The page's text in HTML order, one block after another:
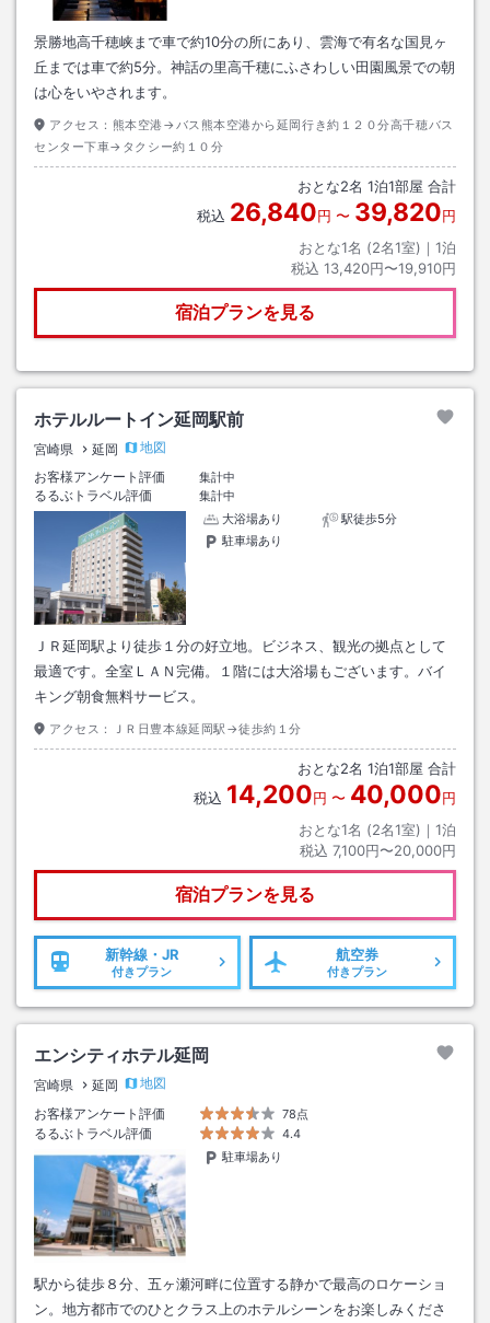
景勝地高千穂峡まで車で約10分の所にあり、雲海で有名な国見ヶ
丘までは車で約5分。神話の里高千穂にふさわしい田園風景での朝
は心をいやされます。
アクセス： 熊本空港→バス熊本空港から延岡行き約１２０分高千穂バス
センター下車→タクシー約１０分
おとな2名 1泊1部屋 合計
税込 26,840円 〜 39,820円
おとな1名 (2名1室)｜ 1泊
税込 13,420円〜19,910円
宿泊プランを見る
ホテルルートイン延岡駅前
宮崎県 延岡
地図
お客様アンケート評価
集計中
るるぶトラベル評価
集計中
大浴場あり
駅徒歩5分
駐車場あり
ＪＲ延岡駅より徒歩１分の好立地。ビジネス、観光の拠点として
最適です。全室ＬＡＮ完備。１階には大浴場もございます。バイ
キング朝食無料サービス。
アクセス： ＪＲ日豊本線延岡駅→徒歩約１分
おとな2名 1泊1部屋 合計
税込 14,200円 〜 40,000円
おとな1名 (2名1室)｜ 1泊
税込 7,100円〜20,000円
宿泊プランを見る
新幹線・JR
付きプラン
航空券
付きプラン
エンシティホテル延岡
宮崎県 延岡
地図
お客様アンケート評価
78点
るるぶトラベル評価
4.4
駐車場あり
駅から徒歩８分、五ヶ瀬河畔に位置する静かで最高のロケーショ
ン。地方都市でのひとクラス上のホテルシーンをお楽しみくださ